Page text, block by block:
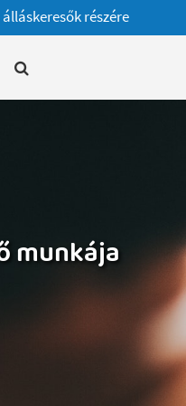
részére
munkája